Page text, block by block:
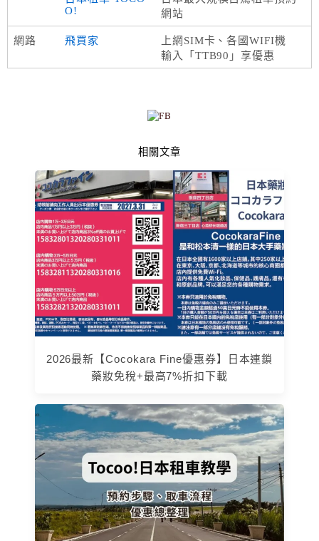
O!
網站
網路 飛買家
上網SIM卡、各國WIFI機
輸入「TTB90」享優惠
相關文章
2026最新【Cocokara Fine優惠券】日本連鎖
藥妝免稅+最高7%折扣下載